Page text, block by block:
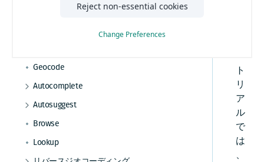
空間参照を使用する
修飾クエリを作成する
解析情報をリクエストして使用する
場所の結果を除外する
位置の近くの場所をカテゴリーで検索する
経路内の場所をカテゴリーで検索する
Geocode
Autocomplete
結果をレンダリングして強調表示を使用する
結果を特定の国に限定する
空間参照を使用して結果を限定する
Autosuggest
候補を取得する
不完全な位置クエリを使用して場所の候補を
Browse
Lookup
ト
リ
ア
ル
で
は
、
Reject non-essential cookies
Change Preferences